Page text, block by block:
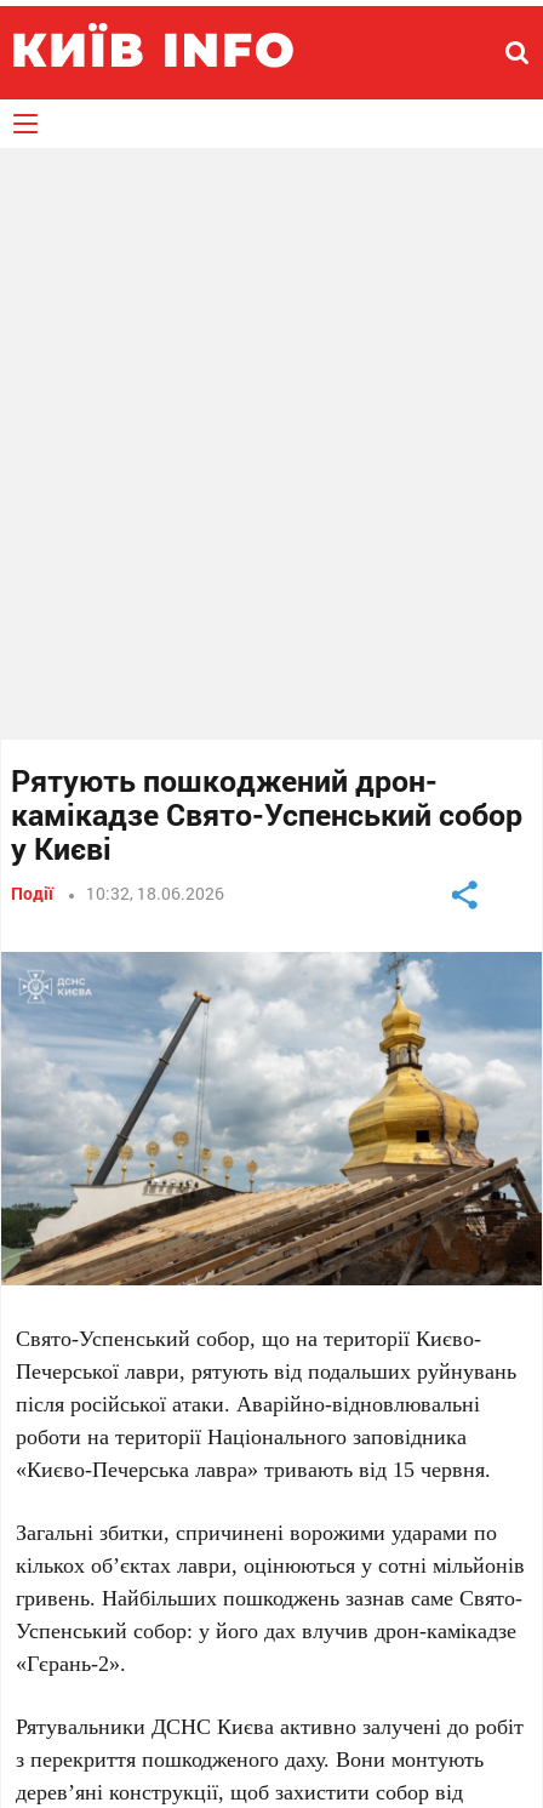
Рятують пошкоджений дрон-
камікадзе Свято-Успенський собор
у Києві
Події 10:32, 18.06.2026
Свято-Успенський собор, що на територіїКиєво-
Печерської лаври, рятують від подальших руйнувань
після російської атаки. Аварійно-відновлювальні
роботи на територіїНаціонального заповідника
«Києво-Печерська лавра» триваютьвід 15 червня.
Загальні збитки, спричинені ворожими ударами по
кількох об’єктах лаври, оцінюються усотні мільйонів
гривень. Найбільших пошкоджень зазнав самеСвято-
Успенський собор: у його дах влучив дрон-камікадзе
«Гєрань-2».
РятувальникиДСНС Києва активно залучені до робіт
з перекриття пошкодженого даху. Вони монтують
дерев’яні конструкції, щоб захистити собор від